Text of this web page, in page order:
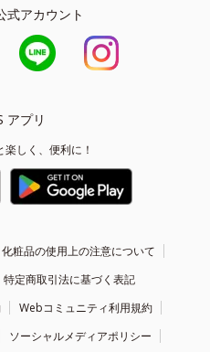
式アカウント
アプリ
しく、便利に！
化粧品の使用上の注意について
特定商取引法に基づく表記
Webコミュニティ利用規約
ソーシャルメディアポリシー